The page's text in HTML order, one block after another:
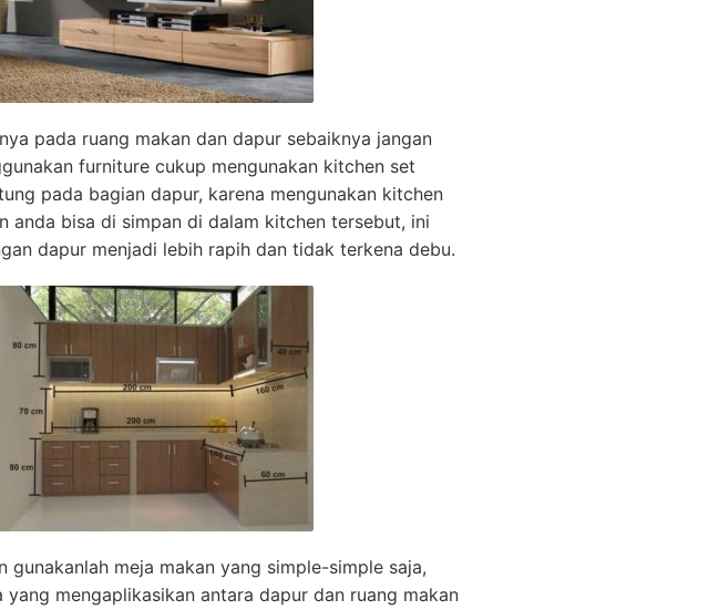
pada ruang makan dan dapur sebaiknya jangan
furniture cukup mengunakan kitchen set
pada bagian dapur, karena mengunakan kitchen
anda bisa di simpan di dalam kitchen tersebut, ini
dapur menjadi lebih rapih dan tidak terkena debu.
gunakanlah meja makan yang simple-simple saja,
yang mengaplikasikan antara dapur dan ruang makan